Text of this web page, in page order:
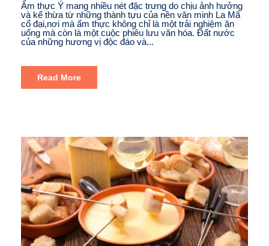
Ẩm thực Ý mang nhiều nét đặc trưng do chịu ảnh hưởng
và kế thừa từ những thành tựu của nền văn minh La Mã
cổ đại,nơi mà ẩm thực không chỉ là một trải nghiệm ăn
uống mà còn là một cuộc phiêu lưu văn hóa. Đất nước
của những hương vị độc đáo và...
Read More